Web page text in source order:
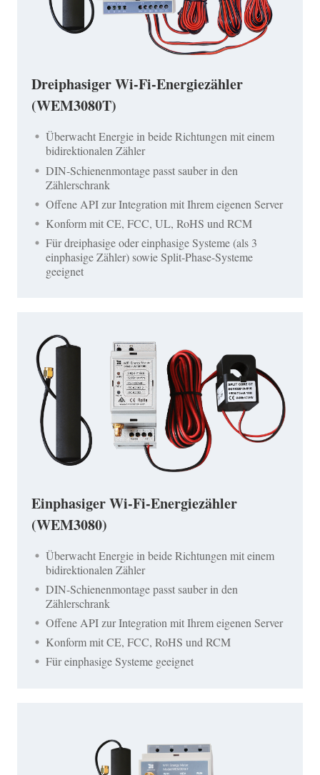
Dreiphasiger Wi-Fi-Energiezähler
(WEM3080T)
Überwacht Energie in beide Richtungen mit einem
bidirektionalen Zähler
DIN-Schienenmontage passt sauber in den
Zählerschrank
Offene API zur Integration mit Ihrem eigenen Server
Konform mit CE, FCC, UL, RoHS und RCM
Für dreiphasige oder einphasige Systeme (als 3
einphasige Zähler) sowie Split-Phase-Systeme
geeignet
Einphasiger Wi-Fi-Energiezähler
(WEM3080)
Überwacht Energie in beide Richtungen mit einem
bidirektionalen Zähler
DIN-Schienenmontage passt sauber in den
Zählerschrank
Offene API zur Integration mit Ihrem eigenen Server
Konform mit CE, FCC, RoHS und RCM
Für einphasige Systeme geeignet